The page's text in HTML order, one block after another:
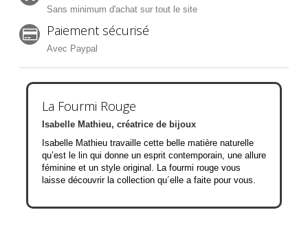
Sans minimum d'achat sur tout le site
Paiement sécurisé
Avec Paypal
La Fourmi Rouge
Isabelle Mathieu, créatrice de bijoux
Isabelle Mathieu travaille cette belle matière naturelle
qu’est le lin qui donne un esprit contemporain, une allure
féminine et un style original. La fourmi rouge vous
laisse découvrir la collection qu´elle a faite pour vous.